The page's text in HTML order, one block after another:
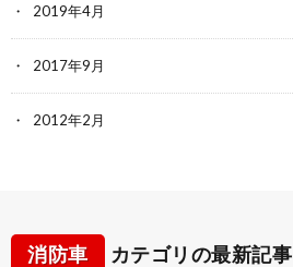
2019年4月
2017年9月
2012年2月
消防車 カテゴリの最新記事